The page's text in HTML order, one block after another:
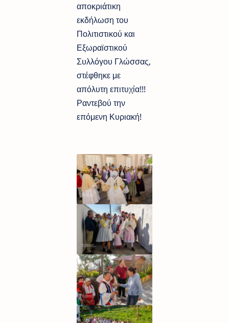
αποκριάτικη
εκδήλωση του
Πολιτιστικού και
Εξωραϊστικού
Συλλόγου Γλώσσας,
στέφθηκε με
απόλυτη επιτυχία!!!
Ραντεβού την
επόμενη Κυριακή!